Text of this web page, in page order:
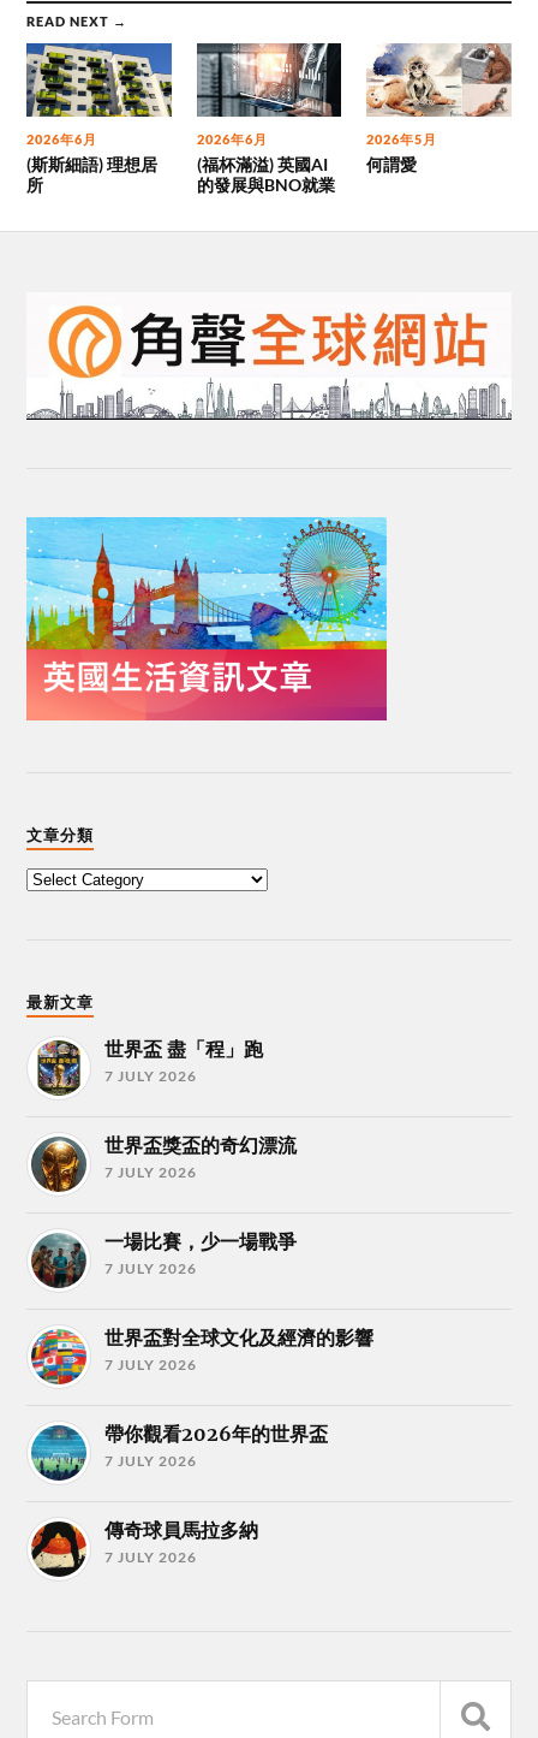
READ NEXT →
2026年6月
(斯斯細語) 理想居
所
2026年6月
(福杯滿溢) 英國AI
的發展與BNO就業
2026年5月
何謂愛
文章分類
最新文章
世界盃 盡「程」跑
7 JULY 2026
世界盃獎盃的奇幻漂流
7 JULY 2026
一場比賽，少一場戰爭
7 JULY 2026
世界盃對全球文化及經濟的影響
7 JULY 2026
帶你觀看2026年的世界盃
7 JULY 2026
傳奇球員馬拉多納
7 JULY 2026